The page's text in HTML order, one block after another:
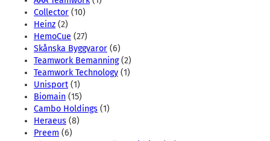
Collector (10)
Heinz (2)
HemoCue (27)
Skånska Byggvaror (6)
Teamwork Bemanning(2)
Teamwork Technology (1)
Unisport (1)
Biomain (15)
Cambo Holdings (1)
Heraeus (8)
Preem (6)